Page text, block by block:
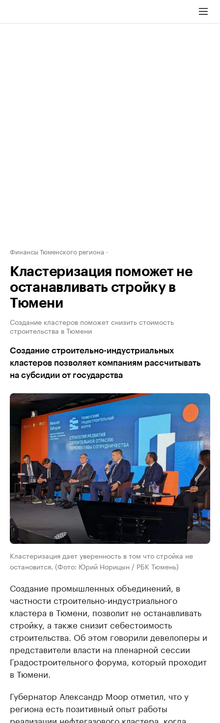
Финансы Тюменского региона
Кластеризация поможет не
останавливать стройку в
Тюмени
Создание кластеров поможет снизить стоимость
строительства в Тюмени
Создание строительно-индустриальных
кластеров позволяет компаниям рассчитывать
на субсидии от государства
Кластеризация дает уверенность в том что стройка не
остановится. (Фото: Юрий Норицын / РБК Тюмень)
Создание промышленных объединений, в
частности строительно-индустриального
кластера в Тюмени, позволит не останавливать
стройку, а также снизит себестоимость
строительства. Об этом говорили девелоперы и
представители власти на пленарной сессии
Градостроительного форума, который проходит
в Тюмени.
Губернатор Александр Моор отметил, что у
региона есть позитивный опыт работы
реализации нефтегазового кластера, когда